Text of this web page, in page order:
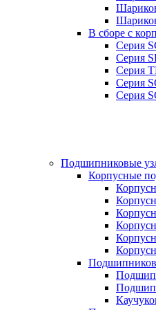
В сборе с
Серия
Серия
Серия
Серия
Серия
Подшипниковые
Корпусные